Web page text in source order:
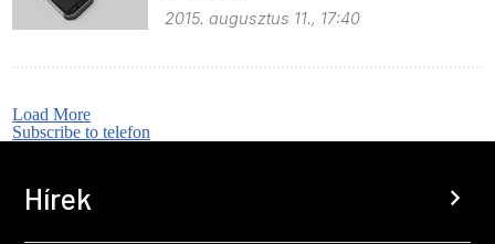
2015. augusztus 11., 17:40
Load More
Subscribe to telefon
Hírek chevron_right